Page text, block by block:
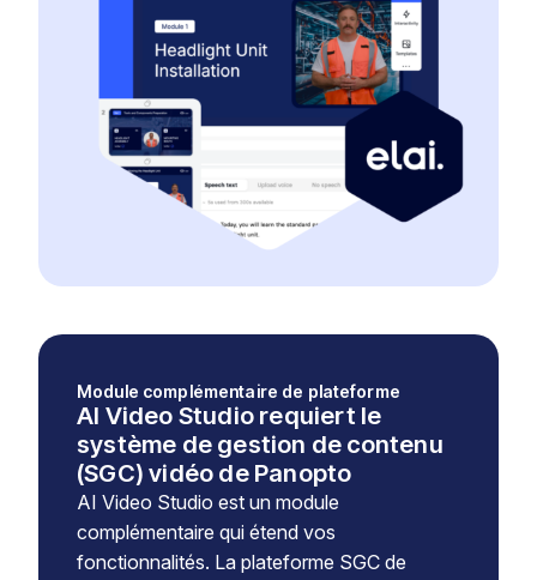
Module complémentaire de plateforme
AI Video Studio requiert le
système de gestion de contenu
(SGC) vidéo de Panopto
AI Video Studio est un module
complémentaire qui étend vos
fonctionnalités. La plateforme SGC de